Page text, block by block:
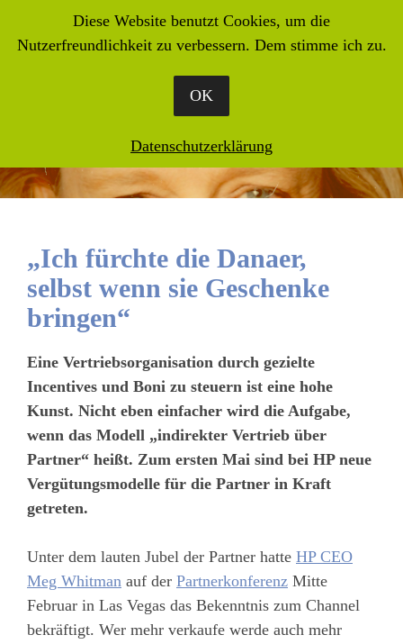
„Ich fürchte die Danaer,
selbst wenn sie Geschenke
bringen“
Eine Vertriebsorganisation durch gezielte
Incentives und Boni zu steuern ist eine hohe
Kunst. Nicht eben einfacher wird die Aufgabe,
wenn das Modell „indirekter Vertrieb über
Partner“ heißt. Zum ersten Mai sind bei HP neue
Vergütungsmodelle für die Partner in Kraft
getreten.
Unter dem lauten Jubel der Partner hatte HP CEO
Meg Whitman auf der Partnerkonferenz Mitte
Februar in Las Vegas das Bekenntnis zum Channel
bekräftigt. Wer mehr verkaufe werde auch mehr
Diese Website benutzt Cookies, um die
Nutzerfreundlichkeit zu verbessern. Dem stimme ich zu.
OK
Datenschutzerklärung